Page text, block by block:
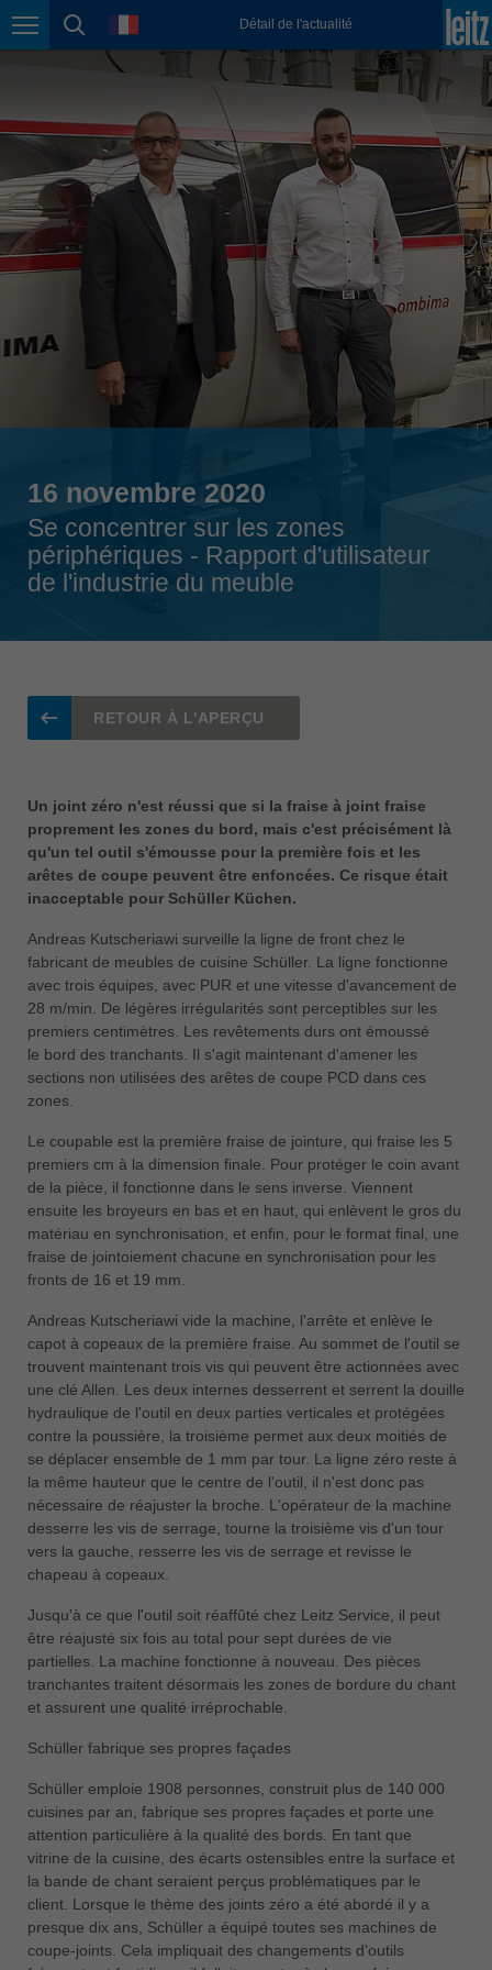
Page navigation
page search
language Détail de l'actualité
México
español
Nederland
nederlands
Österreich
deutsch
Polska
polski
Portugal
România
Română
Singapore
english
Slovenija
Suomi
Taiwan
türkçe
USA
english
Việt Nam
中国
中文
ประเทศไทย
ไทย
16 novembre 2020
Se concentrer sur les zones
périphériques - Rapport d'utilisateur
de l'industrie du meuble
RETOUR À L'APERÇU
Un joint zéro n'est réussi que si la fraise à joint fraise
proprement les zones du bord, mais c'est précisément là
qu'un tel outil s'émousse pour la première fois et les
arêtes de coupe peuvent être enfoncées. Ce risque était
inacceptable pour Schüller Küchen.
Andreas Kutscheriawi surveille la ligne de front chez le
fabricant de meubles de cuisine Schüller. La ligne fonctionne
avec trois équipes, avec PUR et une vitesse d'avancement de
28 m/min. De légères irrégularités sont perceptibles sur les
premiers centimètres. Les revêtements durs ont émoussé
le bord des tranchants. Il s'agit maintenant d'amener les
sections non utilisées des arêtes de coupe PCD dans ces
zones.
Le coupable est la première fraise de jointure, qui fraise les 5
premiers cm à la dimension finale. Pour protéger le coin avant
de la pièce, il fonctionne dans le sens inverse. Viennent
ensuite les broyeurs en bas et en haut, qui enlèvent le gros du
matériau en synchronisation, et enfin, pour le format final, une
fraise de jointoiement chacune en synchronisation pour les
fronts de 16 et 19 mm.
Andreas Kutscheriawi vide la machine, l'arrête et enlève le
capot à copeaux de la première fraise. Au sommet de l'outil se
trouvent maintenant trois vis qui peuvent être actionnées avec
une clé Allen. Les deux internes desserrent et serrent la douille
hydraulique de l'outil en deux parties verticales et protégées
contre la poussière, la troisième permet aux deux moitiés de
se déplacer ensemble de 1 mm par tour. La ligne zéro reste à
la même hauteur que le centre de l'outil, il n'est donc pas
nécessaire de réajuster la broche. L'opérateur de la machine
desserre les vis de serrage, tourne la troisième vis d'un tour
vers la gauche, resserre les vis de serrage et revisse le
chapeau à copeaux.
Jusqu'à ce que l'outil soit réaffûté chez Leitz Service, il peut
être réajusté six fois au total pour sept durées de vie
partielles. La machine fonctionne à nouveau. Des pièces
tranchantes traitent désormais les zones de bordure du chant
et assurent une qualité irréprochable.
Schüller fabrique ses propres façades
Schüller emploie 1908 personnes, construit plus de 140 000
cuisines par an, fabrique ses propres façades et porte une
attention particulière à la qualité des bords. En tant que
vitrine de la cuisine, des écarts ostensibles entre la surface et
la bande de chant seraient perçus problématiques par le
client. Lorsque le thème des joints zéro a été abordé il y a
presque dix ans, Schüller a équipé toutes ses machines de
coupe-joints. Cela impliquait des changements d'outils